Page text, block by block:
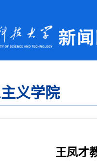
义学院
王凤才